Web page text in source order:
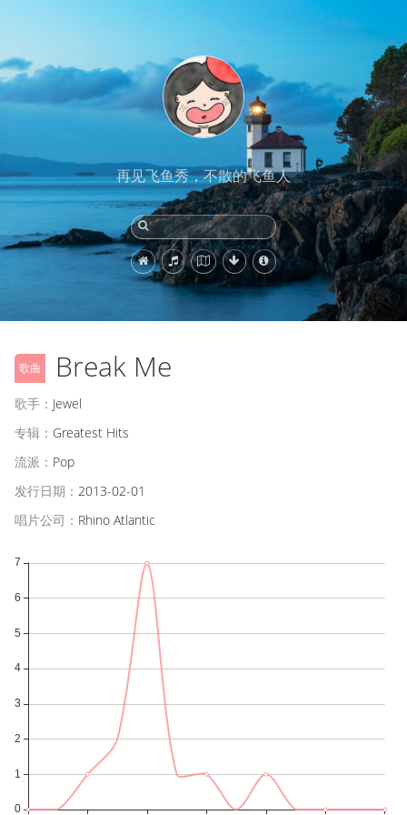
再见飞鱼秀，不散的飞鱼人
歌曲 Break Me
歌手： Jewel
专辑： Greatest Hits
流派： Pop
发行日期： 2013-02-01
唱片公司： Rhino Atlantic